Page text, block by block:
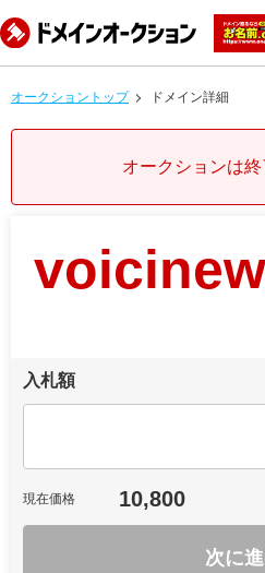
オークショントップ ドメイン詳細
オークションは終
入札額
現在価格 10,800
次に